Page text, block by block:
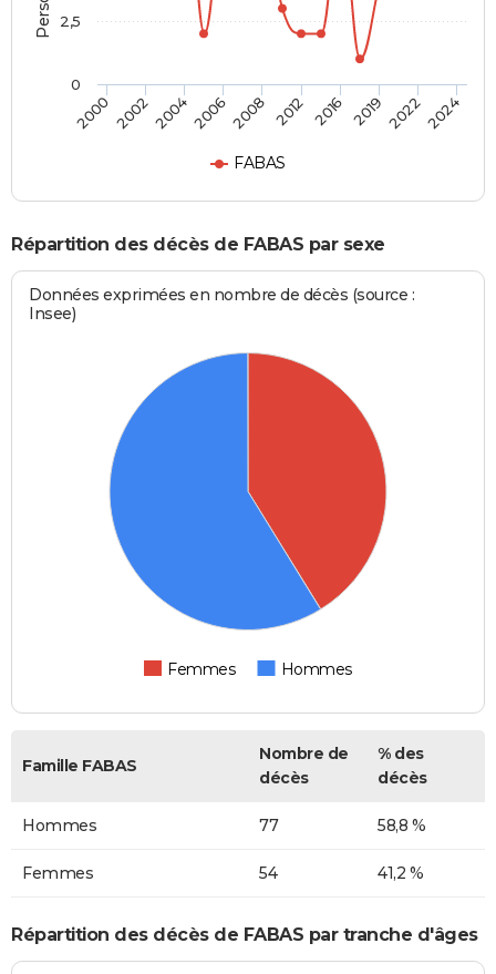
FABAS
2000 2002200420062008 2012 2016 2019 20222024
0
2,5
Répartition des décès de FABAS par sexe
Données exprimées en nombre de décès (source :
Insee)
Femmes Hommes
Famille FABAS
Nombre de
décès
% des
décès
Hommes 77 58,8 %
Femmes 54 41,2 %
Répartition des décès de FABAS par tranche d'âges